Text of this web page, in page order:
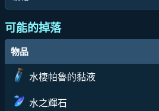
可能的掉落
物品
水棲帕魯的黏液
水之輝石